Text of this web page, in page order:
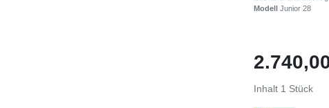
Modell Junior 28
Inhalt 1 Stück